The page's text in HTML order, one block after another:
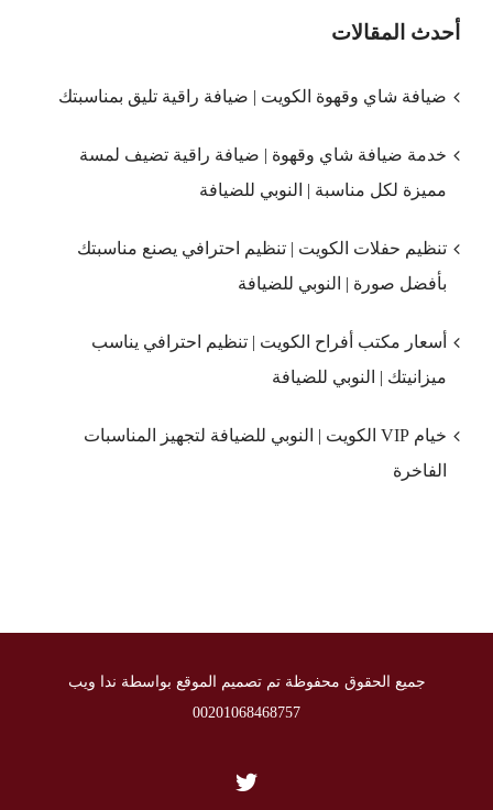
أحدث المقالات
ضيافة شاي وقهوة الكويت | ضيافة راقية تليق بمناسبتك
خدمة ضيافة شاي وقهوة | ضيافة راقية تضيف لمسة
مميزة لكل مناسبة | النوبي للضيافة
تنظيم حفلات الكويت | تنظيم احترافي يصنع مناسبتك
بأفضل صورة | النوبي للضيافة
أسعار مكتب أفراح الكويت | تنظيم احترافي يناسب
ميزانيتك | النوبي للضيافة
خيام VIP الكويت | النوبي للضيافة لتجهيز المناسبات
الفاخرة
جميع الحقوق محفوظة تم تصميم الموقع بواسطة ندا ويب
00201068468757